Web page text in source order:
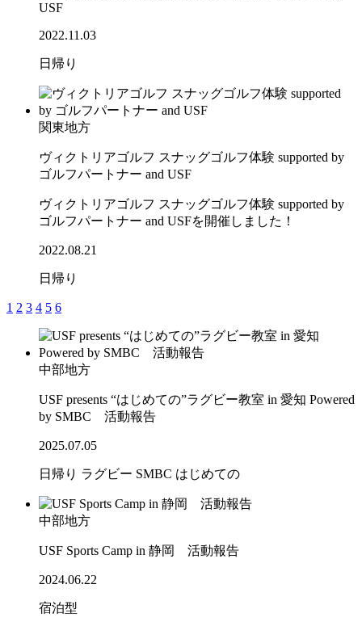
USF
2022.11.03
日帰り
関東地方
ヴィクトリアゴルフ スナッグゴルフ体験 supported by
ゴルフパートナー and USF
ヴィクトリアゴルフ スナッグゴルフ体験 supported by
ゴルフパートナー and USFを開催しました！
2022.08.21
日帰り
1 2 3 4 5 6
中部地方
USF presents “はじめての”ラグビー教室 in 愛知 Powered
by SMBC 活動報告
2025.07.05
日帰り ラグビー SMBC はじめての
中部地方
USF Sports Camp in 静岡 活動報告
2024.06.22
宿泊型